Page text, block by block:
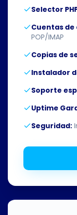
Selector
Cuentas de
POP/IMAP
Copias de
Instalador
Soporte
Uptime
Seguridad: